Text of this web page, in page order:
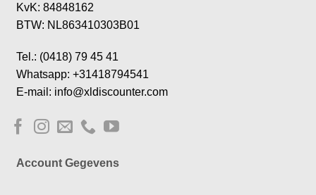
KvK: 84848162
BTW: NL863410303B01
Tel.: (0418) 79 45 41
Whatsapp: +31418794541
E-mail: info@xldiscounter.com
Account Gegevens